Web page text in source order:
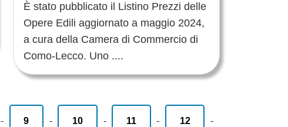
È stato pubblicato il Listino Prezzi delle
Opere Edili aggiornato a maggio 2024,
a cura della Camera di Commercio di
Como-Lecco. Uno ....
- 9 - 10 - 11 - 12 -